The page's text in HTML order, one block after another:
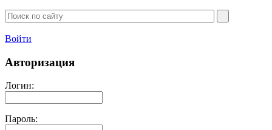
Войти
Авторизация
Логин:
Пароль: